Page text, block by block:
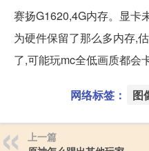
赛扬G1620,4G内存。显卡
为硬件保留了那么多内存,
了,可能玩mc全低画质都会
网络标签： 图
上一篇